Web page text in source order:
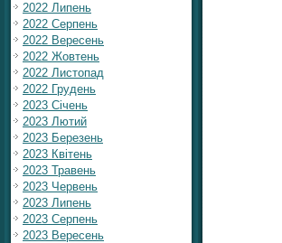
2022 Липень
2022 Серпень
2022 Вересень
2022 Жовтень
2022 Листопад
2022 Грудень
2023 Січень
2023 Лютий
2023 Березень
2023 Квітень
2023 Травень
2023 Червень
2023 Липень
2023 Серпень
2023 Вересень